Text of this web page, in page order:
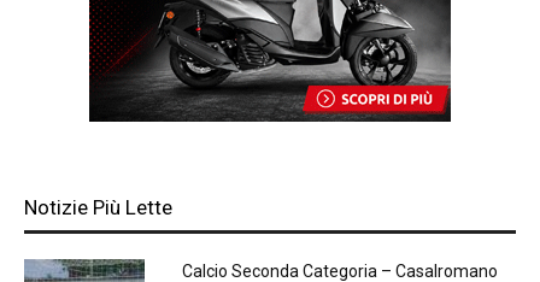
Notizie Più Lette
Calcio Seconda Categoria – Casalromano